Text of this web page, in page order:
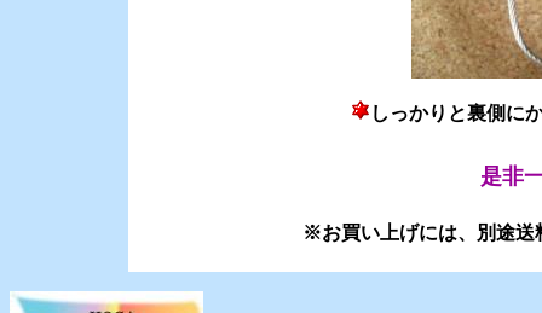
しっかりと裏側に
是非
※お買い上げには、別途送